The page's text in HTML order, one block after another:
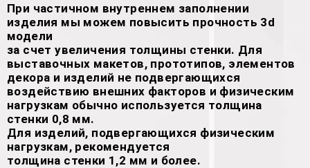
При частичном внутреннем заполнении
изделия мы можем повысить прочность 3d
модели
за счет увеличения толщины стенки. Для
выставочных макетов, прототипов, элементов
декора и изделий не подвергающихся
воздействию внешних факторов и физическим
нагрузкам обычно используется толщина
стенки 0,8 мм.
Для изделий, подвергающихся физическим
нагрузкам, рекомендуется
толщина стенки 1,2 мм и более.